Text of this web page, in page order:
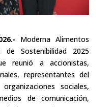
Moderna Alimentos
Sostenibilidad 2025
reunió a accionistas,
representantes del
sociales,
de comunicación,